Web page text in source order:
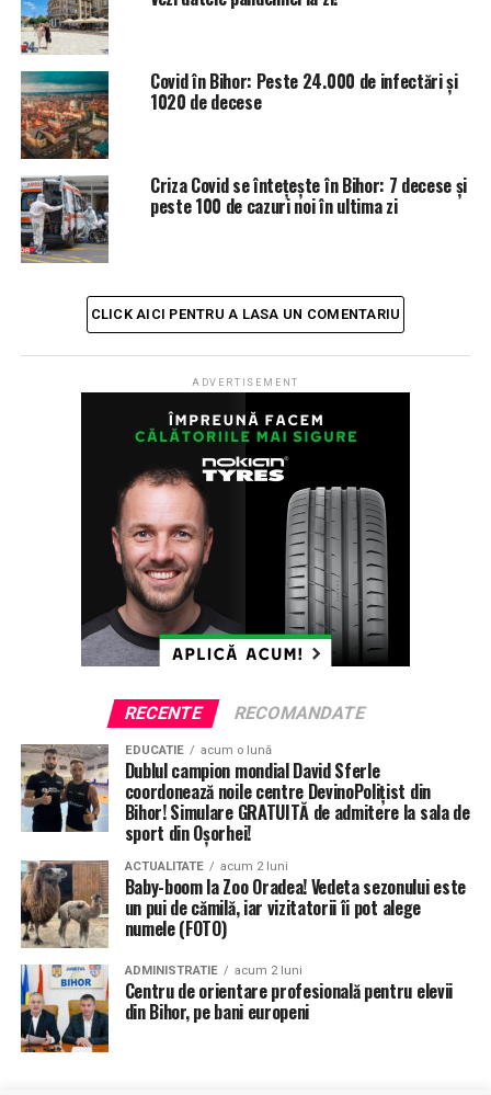
Lista cazurilor active pe fiecare unitate
administrativ-teritorială din Bihor în parte!
ETICHETE: COVID-19 RECOMANDAT
URMATORUL
Ești asigurat la CAS și vrei să știi ce drepturi ai ori cum
funcționează asigurările de sănătate? A fost lansată o
nouă ediție a Ghidului Asiguratului
NU RATATI
Numărul diagnosticaților cu Covid a trecut de 36.000 în
Covid în Bihor: Peste 24.000 de infectări și
1020 de decese
Criza Covid se întețește în Bihor: 7 decese și
peste 100 de cazuri noi în ultima zi
CLICK AICI PENTRU A LASA UN COMENTARIU
ADVERTISEMENT
RECENTE RECOMANDATE
EDUCATIE acum o lună
Dublul campion mondial David Sferle
coordonează noile centre DevinoPolițist din
Bihor! Simulare GRATUITĂ de admitere la sala de
sport din Oșorhei!
ACTUALITATE acum 2 luni
Baby-boom la Zoo Oradea! Vedeta sezonului este
un pui de cămilă, iar vizitatorii îi pot alege
numele (FOTO)
ADMINISTRATIE acum 2 luni
Centru de orientare profesională pentru elevii
din Bihor, pe bani europeni